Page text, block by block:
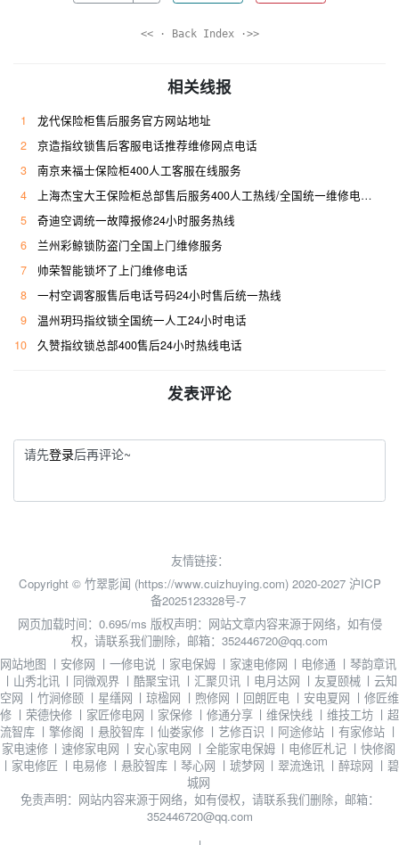
<< · Back Index ·>>
相关线报
1
龙代保险柜售后服务官方网站地址
2
京造指纹锁售后客服电话推荐维修网点电话
3
南京来福士保险柜400人工客服在线服务
4
上海杰宝大王保险柜总部售后服务400人工热线/全国统一维修电话是多少
5
奇迪空调统一故障报修24小时服务热线
6
兰州彩鲸锁防盗门全国上门维修服务
7
帅荣智能锁坏了上门维修电话
8
一村空调客服售后电话号码24小时售后统一热线
9
温州玥玛指纹锁全国统一人工24小时电话
10
久赞指纹锁总部400售后24小时热线电话
发表评论
请先登录后再评论~
友情链接：
Copyright © 竹翠影闻 (https://www.cuizhuying.com) 2020-2027 沪ICP
备2025123328号-7
网页加载时间：0.695/ms 版权声明：网站文章内容来源于网络，如有侵
权，请联系我们删除，邮箱：352446720@qq.com
网站地图 丨 安修网 丨 一修电说 丨 家电保姆 丨 家速电修网 丨 电修通 丨琴韵章讯
丨 山秀北讯 丨 同微观界 丨 酷聚宝讯 丨 汇聚贝讯 丨 电月达网 丨 友夏颐械 丨云知
空网 丨 竹涧修颐 丨 星缮网 丨琼楹网 丨 煦修网 丨 回朗匠电 丨 安电夏网 丨 修匠维
修 丨 荣德快修 丨 家匠修电网 丨 家保修 丨 修通分享 丨维保快线 丨维技工坊 丨 超
流智库 丨 擎修阁 丨 悬胶智库 丨仙娄家修 丨 艺修百识 丨 阿途修站 丨 有家修站 丨
家电速修 丨 速修家电网 丨 安心家电网 丨 全能家电保姆 丨 电修匠札记 丨 快修阁
丨 家电修匠 丨 电易修 丨 悬胶智库 丨琴心网 丨 琥梦网 丨翠流逸讯 丨醉琼网 丨 碧
城网
免责声明：网站内容来源于网络，如有侵权，请联系我们删除，邮箱：
352446720@qq.com